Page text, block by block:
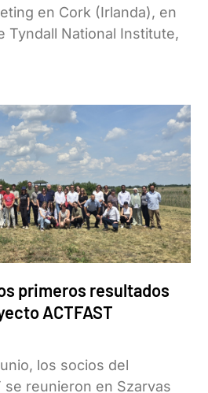
en Cork (Irlanda), en
Tyndall National Institute,
primeros resultados
ACTFAST
los socios del
se reunieron en Szarvas